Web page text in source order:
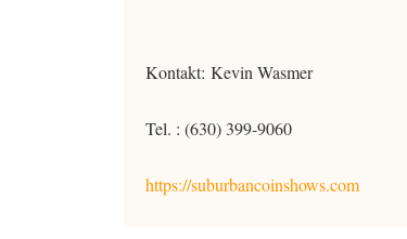
Kontakt: Kevin Wasmer
Tel. : (630) 399-9060
https://suburbancoinshows.com